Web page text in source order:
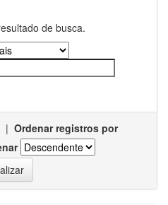
de busca.
| Ordenar registros por